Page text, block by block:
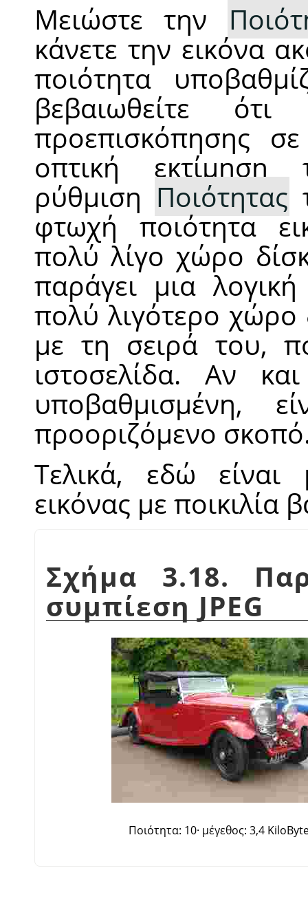
Μειώστε την
κάνετε την εικόνα
ποιότητα
βεβαιωθείτε
προεπισκόπησης
οπτική
ρύθμιση Ποιότητας
φτωχή ποιότητα
πολύ λίγο χώρο
παράγει μια
πολύ λιγότερο
με τη σειρά του,
ιστοσελίδα. Αν
υποβαθμισμένη,
προοριζόμενο
Τελικά, εδώ είναι
εικόνας με
Σχήμα 3.18.
συμπίεση JPEG
Ποιότητα: 10· μέγεθος: 3,4